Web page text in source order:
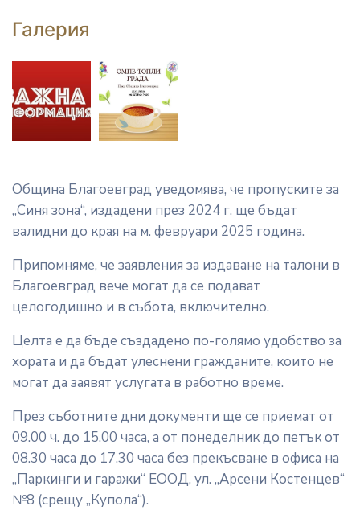
Галерия
Община Благоевград уведомява, че пропуските за
„Синя зона“, издадени през 2024 г. ще бъдат
валидни до края на м. февруари 2025 година.
Припомняме, че заявления за издаване на талони в
Благоевград вече могат да се подават
целогодишно и в събота, включително.
Целта е да бъде създадено по-голямо удобство за
хората и да бъдат улеснени гражданите, които не
могат да заявят услугата в работно време.
През съботните дни документи ще се приемат от
09.00 ч. до 15.00 часа, а от понеделник до петък от
08.30 часа до 17.30 часа без прекъсване в офиса на
„Паркинги и гаражи“ ЕООД, ул. „Арсени Костенцев“
№8 (срещу „Купола“).